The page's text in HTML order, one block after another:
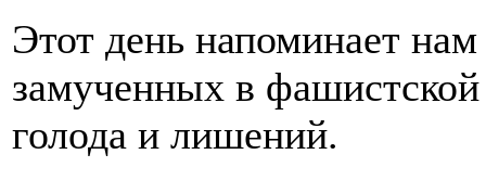
Этот день напоминает
замученных в
голода и лишений.